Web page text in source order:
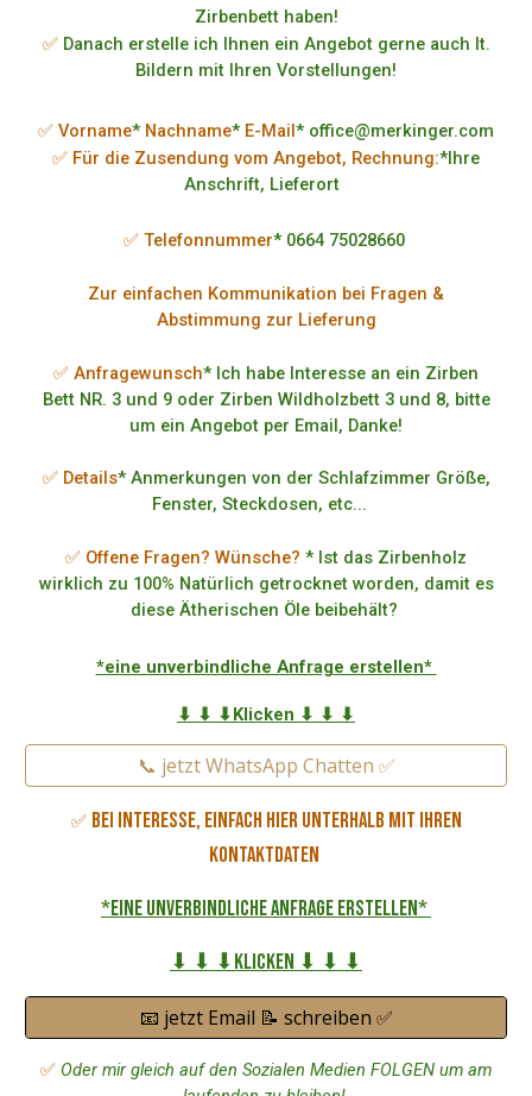
Zirbenbett haben!
✅ Danach erstelle ich Ihnen ein Angebot gerne auch lt.
Bildern mit Ihren Vorstellungen!
✅ Vorname* Nachname* E-Mail* office@merkinger.com
✅ Für die Zusendung vom Angebot, Rechnung:*Ihre
Anschrift, Lieferort
✅ Telefonnummer* 0664 75028660
Zur einfachen Kommunikation bei Fragen &
Abstimmung zur Lieferung
✅ Anfragewunsch* Ich habe Interesse an ein Zirben
Bett NR. 3 und 9 oder Zirben Wildholzbett 3 und 8, bitte
um ein Angebot per Email, Danke!
✅ Details* Anmerkungen von der Schlafzimmer Größe,
Fenster, Steckdosen, etc...
✅ Offene Fragen? Wünsche? * Ist das Zirbenholz
wirklich zu 100% Natürlich getrocknet worden, damit es
diese Ätherischen Öle beibehält?
*eine unverbindliche Anfrage erstellen*
⬇ ⬇ ⬇Klicken ⬇ ⬇ ⬇
📞 jetzt WhatsApp Chatten ✅
✅ Bei Interesse, einfach hier unterhalb mit Ihren
Kontaktdaten
*eine unverbindliche Anfrage erstellen*
⬇ ⬇ ⬇Klicken ⬇ ⬇ ⬇
📧 jetzt Email 📝 schreiben ✅
✅ Oder mir gleich auf den Sozialen Medien FOLGEN um am